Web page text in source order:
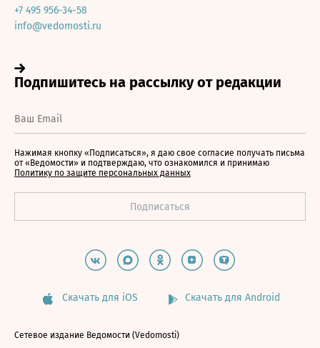
+7 495 956-34-58
info@vedomosti.ru
Нажимая кнопку «Подписаться», я даю свое согласие получать письма
от «Ведомости» и подтверждаю, что ознакомился и принимаю
Политику по защите персональных данных
Скачать для iOS Скачать для Android
Сетевое издание Ведомости (Vedomosti)